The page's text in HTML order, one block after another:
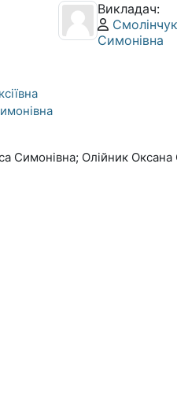
Викладач:
Профіль
Симонівна
Симонівна; Олійник Оксана